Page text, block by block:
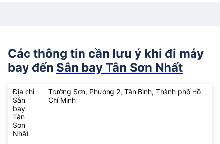
Các thông tin cần lưu ý khi đi máy
bay đến Sân bay Tân Sơn Nhất
Địa chỉ
Sân
bay
Tân
Sơn
Nhất
Trường Sơn, Phường 2, Tân Bình, Thành phố Hồ
Chí Minh